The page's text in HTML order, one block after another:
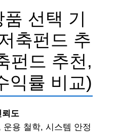
선택 기
축펀드 추
펀드 추천,
익률 비교)
뢰도
운용 철학, 시스템 안정